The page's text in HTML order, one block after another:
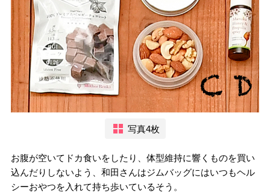
写真4枚
お腹が空いてドカ食いをしたり、体型維持に響くものを買い
込んだりしないよう、和田さんはジムバッグにはいつもヘル
シーおやつを入れて持ち歩いているそう。